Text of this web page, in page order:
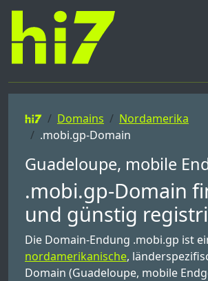
Domains
Nordamerika
.mobi.gp-Domain
Guadeloupe, mobile
.mobi.gp-Domain
und günstig
Die Domain-Endung .mobi.gp ist
nordamerikanische,
Domain (Guadeloupe, mobile